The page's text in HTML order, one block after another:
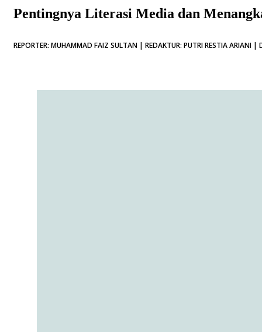
Pentingnya Literasi Media dan
REPORTER: MUHAMMAD FAIZ SULTAN | REDAKTUR: PUTRI RESTIA ARIANI |